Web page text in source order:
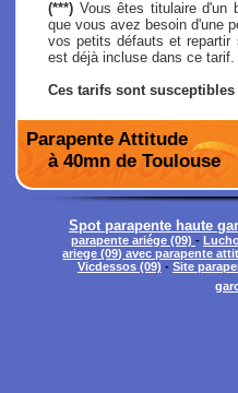
(***) Vous êtes titulaire d'un
que vous avez besoin d'une
vos petits défauts et repartir
est déjà incluse dans ce tarif.
Ces tarifs sont
Parapente Attitude
à 40mn de Toulouse
Spot parapente haute
parapente ariége (09) -
ariege (09) avec parapente
Vicdessos (09) - Site